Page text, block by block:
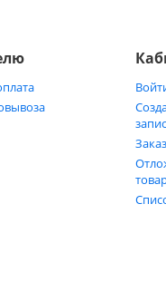
более 8 минут;